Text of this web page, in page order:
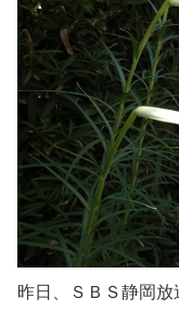
昨日、ＳＢＳ静岡